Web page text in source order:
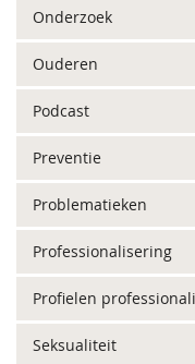
Onderzoek
Ouderen
Podcast
Preventie
Problematieken
Professionalisering
Profielen
Seksualiteit